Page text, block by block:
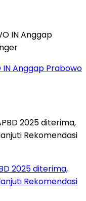
Anggap Prabowo
2025 diterima,
Rekomendasi